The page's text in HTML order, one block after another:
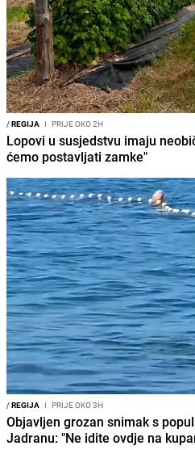
/REGIJA I PRIJE OKO 2H
Lopovi u susjedstvu imaju
ćemo postavljati zamke"
/REGIJA I PRIJE OKO 3H
Objavljen grozan snimak s
Jadranu: "Ne idite ovdje na